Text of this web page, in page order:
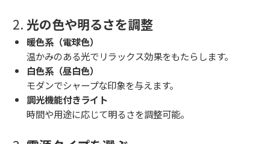
2. 光の色や明るさを調整
暖色系（電球色）
温かみのある光でリラックス効果をもたらします。
白色系（昼白色）
モダンでシャープな印象を与えます。
調光機能付きライト
時間や用途に応じて明るさを調整可能。